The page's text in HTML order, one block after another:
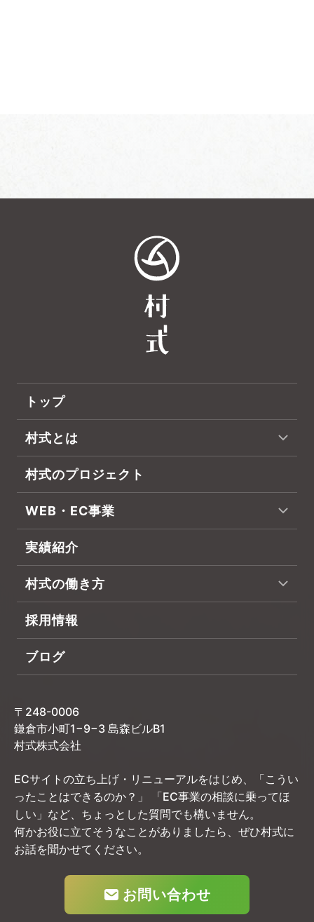
トップ
村式とは
村式のプロジェクト
WEB・EC事業
実績紹介
村式の働き方
採用情報
ブログ
〒248-0006
鎌倉市小町1−9−3 島森ビルB1
村式株式会社
ECサイトの立ち上げ・リニューアルをはじめ、「こうい
ったことはできるのか？」
「EC事業の相談に乗ってほ
しい」など、ちょっとした質問でも構いません。
何かお役に立てそうなことがありましたら、ぜひ村式に
お話を聞かせてください。
お問い合わせ